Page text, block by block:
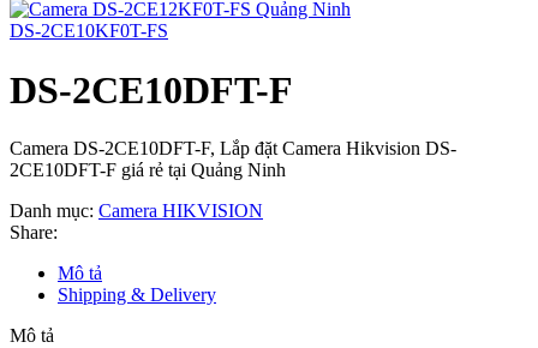
DS-2CE10KF0T-FS
DS-2CE10DFT-F
Camera DS-2CE10DFT-F, Lắp đặt Camera Hikvision DS-
2CE10DFT-F giá rẻ tại Quảng Ninh
Danh mục: Camera HIKVISION
Share:
Mô tả
Shipping & Delivery
Mô tả